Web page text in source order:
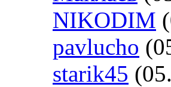
NIKODIM
pavlucho
starik45